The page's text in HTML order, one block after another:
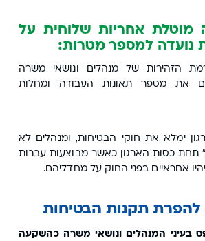
מוטלת אחריות שלוחית על
נועדה למספר מטרות:
הזהירות של מנהלים ונושאי משרה
את מספר תאונות העבודה ומחלות
ימלא את חוקי הבטיחות, ומנהלים לא
תחת כסות הארגון כאשר מבוצעות עברות
אחראיים בפני החוק על מחדליהם.
תקנות הבטיחות
בעיני המנהלים ונושאי משרה כהשקעה